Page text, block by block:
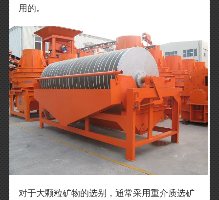
用的。
对于大颗粒矿物的选别，通常采用重介质选矿